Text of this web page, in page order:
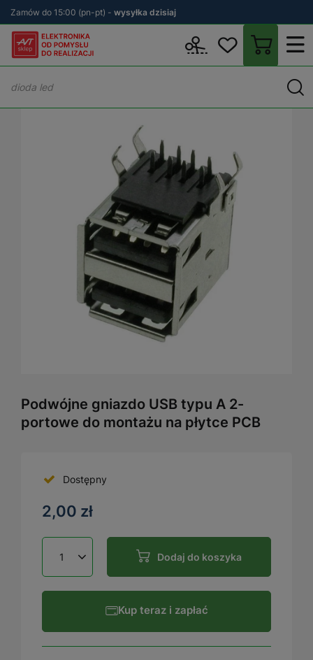
Zamów do 15:00 (pn-pt) - wysyłka dzisiaj
Podwójne gniazdo USB typu A 2-
portowe do montażu na płytce PCB
Dostępny
2,00 zł
Dodaj do koszyka
Kup teraz i zapłać